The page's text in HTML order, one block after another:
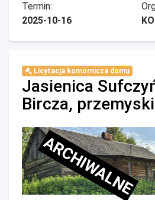
Termin:
2025-10-16
Licytacja komornicza domu
Jasienica
Bircza, przemyski
ARCHIWALNE